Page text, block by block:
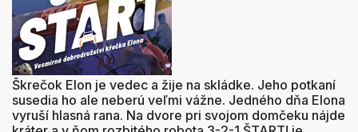
Škrečok Elon je vedec a žije na skládke. Jeho potkaní
susedia ho ale neberú veľmi vážne. Jedného dňa Elona
vyruší hlasná rana. Na dvore pri svojom domčeku nájde